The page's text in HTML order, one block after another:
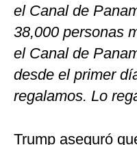
el Canal de
38,000 personas
el Canal de
desde el primer
regalamos. Lo
Trump aseguró